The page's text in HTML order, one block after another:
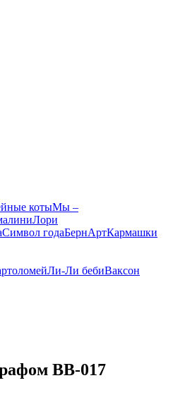
котыМы –
Лори
Символ годаБернАртКармашки
Ли-Ли бебиВаксон
BB-017